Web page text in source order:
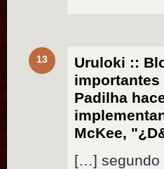
13
Uruloki ::
importantes
Padilha
McKee,
[…] segundo